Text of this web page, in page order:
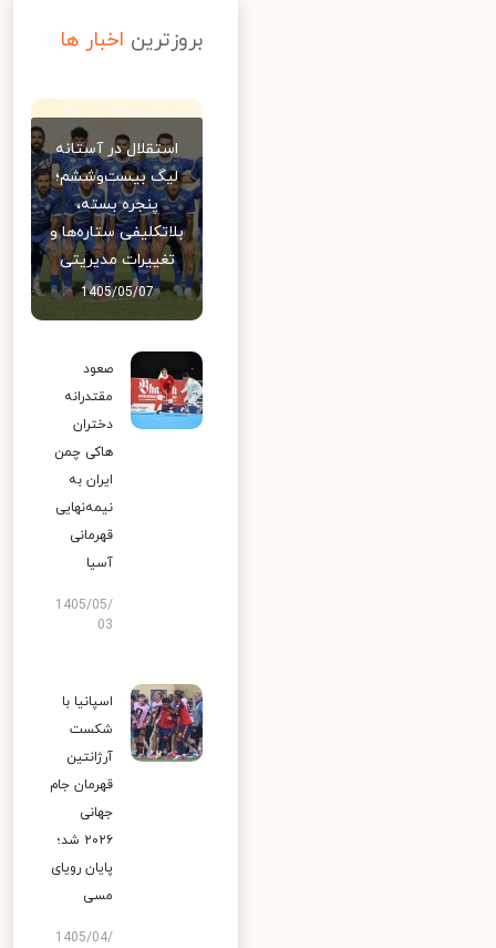
بروزترین اخبار ها
استقلال در آستانه
لیگ بیست‌وششم؛
پنجره بسته،
بلاتکلیفی ستاره‌ها و
تغییرات مدیریتی
1405/05/07
صعود
مقتدرانه
دختران
هاکی چمن
ایران به
نیمه‌نهایی
قهرمانی
آسیا
1405/05/
03
اسپانیا با
شکست
آرژانتین
قهرمان جام
جهانی
۲۰۲۶ شد؛
پایان رویای
مسی
1405/04/